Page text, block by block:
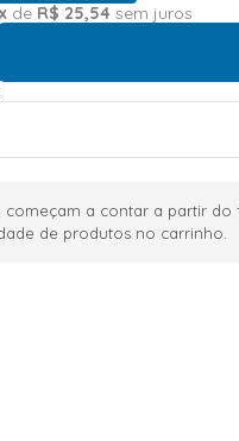
xde R$ 25,54 sem juros
começam a contar a partir
de produtos no carrinho.